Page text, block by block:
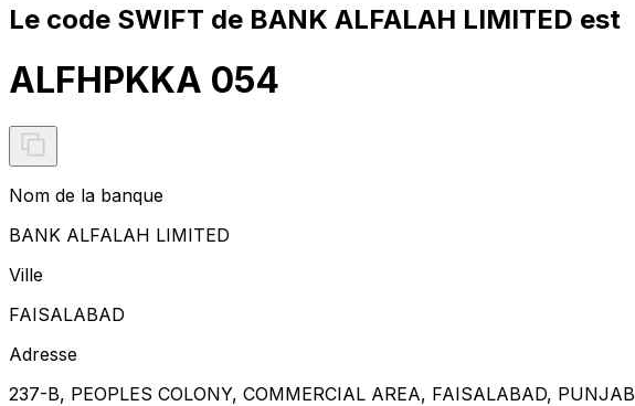
Le code SWIFT de BANK ALFALAH LIMITED est
ALFHPKKA 054
Nom de la banque
BANK ALFALAH LIMITED
Ville
FAISALABAD
Adresse
237-B, PEOPLES COLONY, COMMERCIAL AREA, FAISALABAD, PUNJAB